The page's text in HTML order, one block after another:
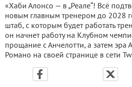
«Хаби Алонсо — в „Реале“! Всё
новым главным тренером до 2028
штаб, с которым будет работать
он начнет работу на Клубном
прощание с Анчелотти, а затем эра
Романо на своей странице в сети